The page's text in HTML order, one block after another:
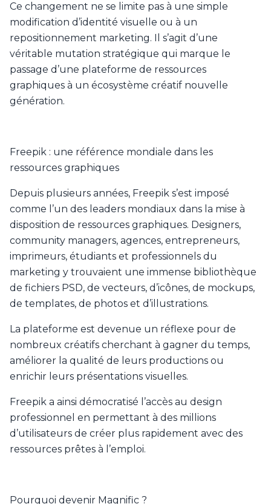
Ce changement ne se limite pas à une simple
modification d’identité visuelle ou à un
repositionnement marketing. Il s’agit d’une
véritable mutation stratégique qui marque le
passage d’une plateforme de ressources
graphiques à un écosystème créatif nouvelle
génération.
Freepik : une référence mondiale dans les
ressources graphiques
Depuis plusieurs années, Freepik s’est imposé
comme l’un des leaders mondiaux dans la mise à
disposition de ressources graphiques. Designers,
community managers, agences, entrepreneurs,
imprimeurs, étudiants et professionnels du
marketing y trouvaient une immense bibliothèque
de fichiers PSD, de vecteurs, d’icônes, de mockups,
de templates, de photos et d’illustrations.
La plateforme est devenue un réflexe pour de
nombreux créatifs cherchant à gagner du temps,
améliorer la qualité de leurs productions ou
enrichir leurs présentations visuelles.
Freepik a ainsi démocratisé l’accès au design
professionnel en permettant à des millions
d’utilisateurs de créer plus rapidement avec des
ressources prêtes à l’emploi.
Pourquoi devenir Magnific ?